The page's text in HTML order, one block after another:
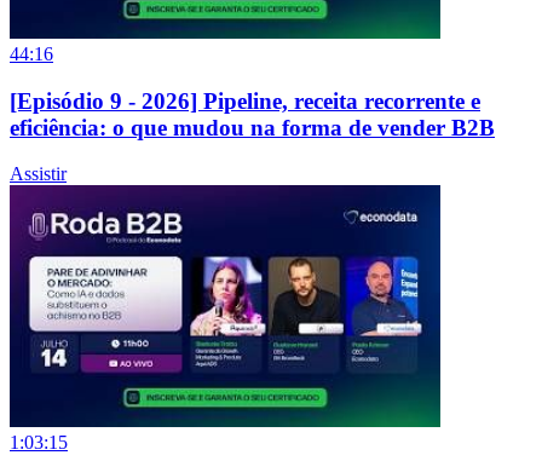
44:16
[Episódio 9 - 2026] Pipeline, receita recorrente e
eficiência: o que mudou na forma de vender B2B
Assistir
1:03:15